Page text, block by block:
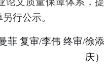
行公示。
菲 复审/李伟 终审/徐添
庆）